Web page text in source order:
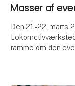
Masser af
Den 21.-22. marts
ramme om den